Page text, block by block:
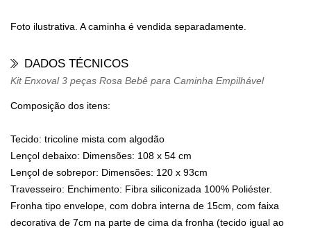
Foto ilustrativa. A caminha é vendida separadamente.
DADOS TÉCNICOS
Kit Enxoval 3 peças Rosa Bebê para Caminha Empilhável
Composição dos itens:
Tecido: tricoline mista com algodão
Lençol debaixo: Dimensões: 108 x 54 cm
Lençol de sobrepor: Dimensões: 120 x 93cm
Travesseiro: Enchimento: Fibra siliconizada 100% Poliéster.
Fronha tipo envelope, com dobra interna de 15cm, com faixa
decorativa de 7cm na parte de cima da fronha (tecido igual ao